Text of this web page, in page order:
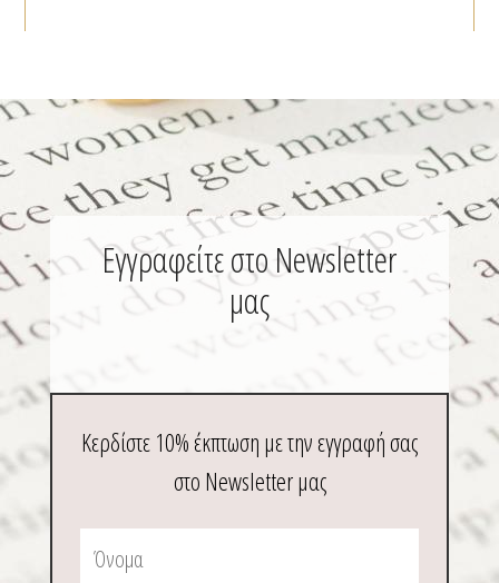
Εγγραφείτε στο Newsletter
μας
Κερδίστε 10% έκπτωση με την εγγραφή σας
στο Newsletter μας